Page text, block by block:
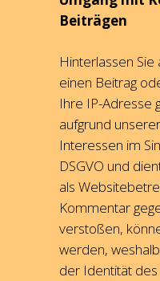
Beiträgen
Hinterlassen
einen Beitrag
Ihre IP-Adresse
aufgrund
Interessen im
DSGVO und
als
Kommentar
verstoßen,
werden,
der Identität